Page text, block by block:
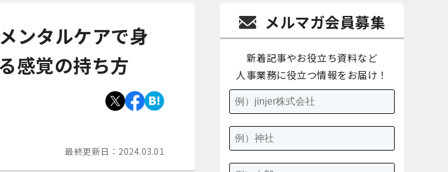
ンタルケアで身
感覚の持ち方
最終更新日： 2024.03.01
メルマガ会員募集
新着記事やお役立ち資料など
人事業務に役立つ情報をお届け！